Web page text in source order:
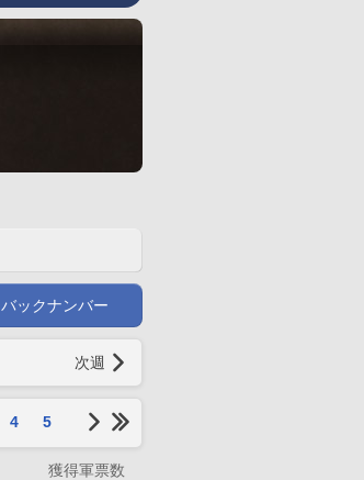
バックナンバー
次週
4 5
獲得軍票数